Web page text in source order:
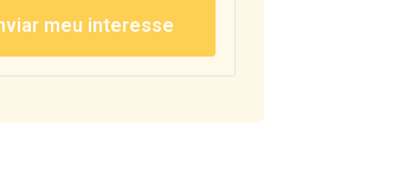
meu interesse